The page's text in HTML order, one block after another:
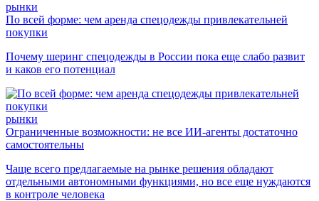
рынки
По всей форме: чем аренда спецодежды привлекательней
покупки
Почему шеринг спецодежды в России пока еще слабо развит
и каков его потенциал
рынки
Ограниченные возможности: не все ИИ-агенты достаточно
самостоятельны
Чаще всего предлагаемые на рынке решения обладают
отдельными автономными функциями, но все еще нуждаются
в контроле человека